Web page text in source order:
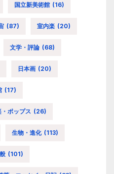
国立新美術館 (16)
(87) 室内楽 (20)
文学・評論 (68)
日本画 (20)
(17)
・ポップス (26)
生物・進化 (113)
(101)